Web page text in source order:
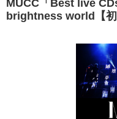
MUCC「Best live
brightness world【初